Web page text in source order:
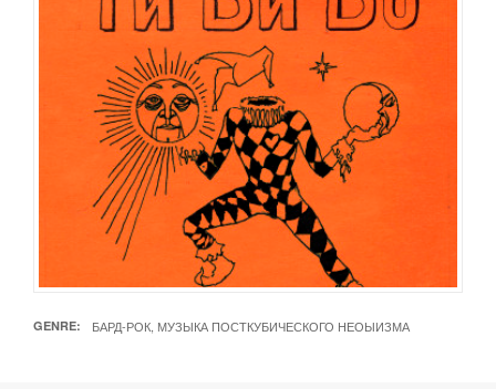
GENRE БАРД-РОК, МУЗЫКА ПОСТКУБИЧЕСКОГО НЕОЫИЗМА